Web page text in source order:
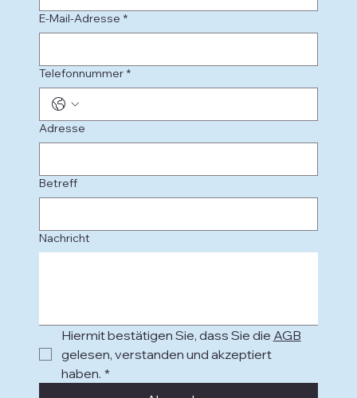
E-Mail-Adresse *
Telefonnummer *
Adresse
Betreff
Nachricht
Hiermit bestätigen Sie, dass Sie die AGB
gelesen, verstanden und akzeptiert
haben. *